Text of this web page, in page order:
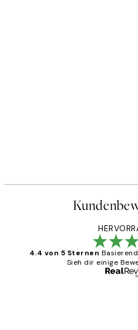
4.4 von 5 Sternen
Sieh dir einige